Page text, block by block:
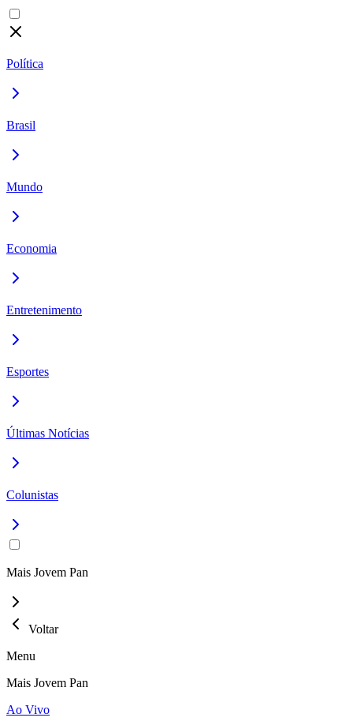
Política
Brasil
Mundo
Economia
Entretenimento
Esportes
Últimas Notícias
Colunistas
Mais Jovem Pan
Voltar
Menu
Mais Jovem Pan
Ao Vivo